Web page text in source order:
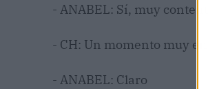
- ANABEL: Sí, muy
- CH: Un momento muy
- ANABEL: Claro